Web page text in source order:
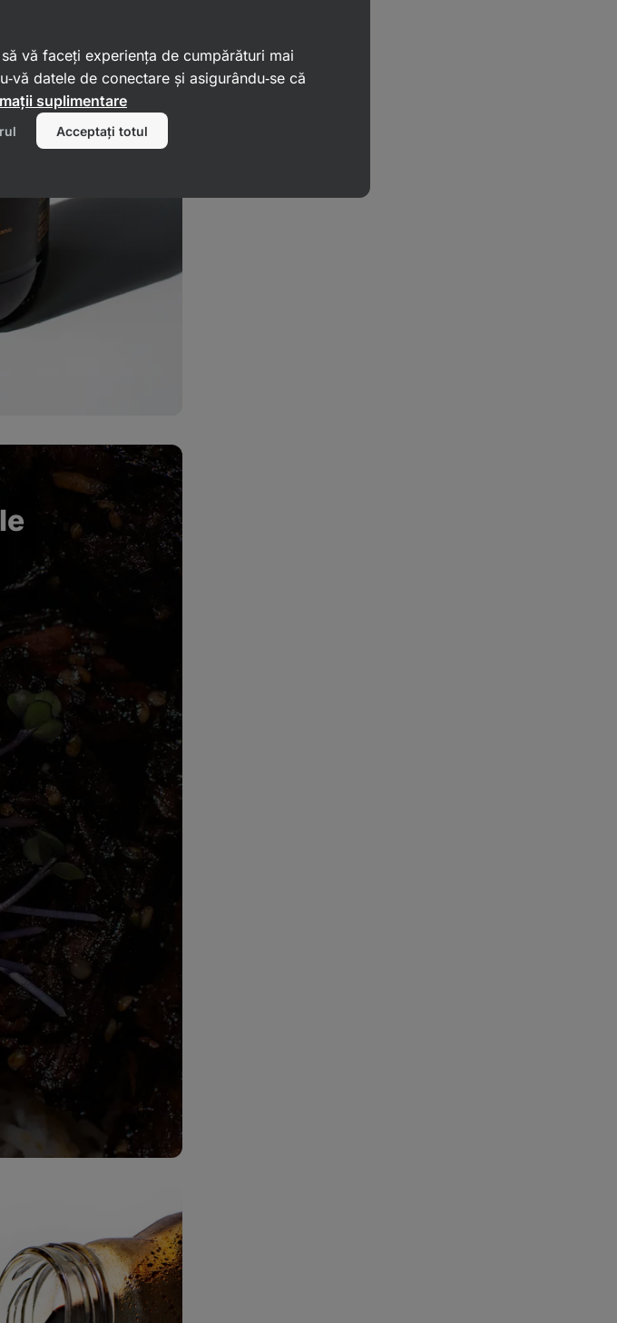
vă faceți experiența de cumpărături mai
datele de conectare și asigurându‑se că
suplimentare
Acceptați totul